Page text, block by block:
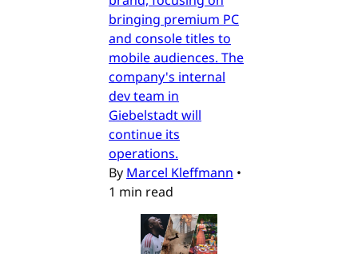
bringing premium PC
and console titles to
mobile audiences. The
company's internal
dev team in
Giebelstadt will
continue its
operations.
By Marcel Kleffmann •
1 min read